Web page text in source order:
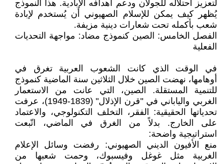
لتعزيز احتلاله للجولان ودعم أهدافه الإبادية. هذا النموذج
يُظهر كيف يمكن للإسلام الصهيوني أن يُستخدم لإبادة
شعب بأكمله تحت شعارات دينية مزيفة.
الفصل الخامس: الصين كنموذج مضاد: مواجهة التحديات
الفعلية
في الوقت الذي كانت الشعوب العربية تغرق في
أوهامها، نهضت الصين خلال الثلاثين سنة الماضية كنموذج
للتنمية المستقلة. الصين، التي عانت من الاستعمار
الغربي والياباني في "قرن الإذلال" (1839-1949)، عرفت
تحدياتها الحقيقية: الفقر، التخلف التكنولوجي، والاعتماد
على الخارج. بدلاً من الغرق في الماضي، اتّبعت
استراتيجية واضحة:
منع الأفيون الديني الصهيوني: رفضت وسائل الإعلام
الغربية مثل غوغل وفيسبوك، وحمت شعبها من